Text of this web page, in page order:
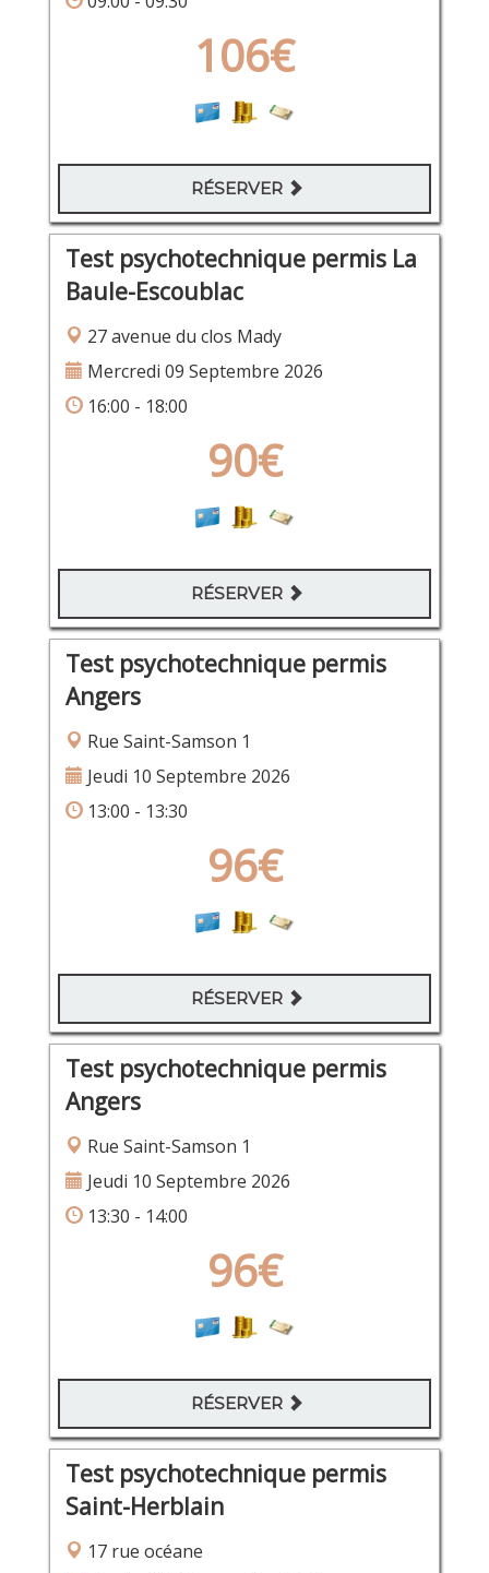
106€
RÉSERVER
Test psychotechnique permis La
Baule-Escoublac
27 avenue du clos Mady
Mercredi 09 Septembre 2026
16:00 - 18:00
90€
RÉSERVER
Test psychotechnique permis
Angers
Rue Saint-Samson 1
Jeudi 10 Septembre 2026
13:00 - 13:30
96€
RÉSERVER
Test psychotechnique permis
Angers
Rue Saint-Samson 1
Jeudi 10 Septembre 2026
13:30 - 14:00
96€
RÉSERVER
Test psychotechnique permis
Saint-Herblain
17 rue océane